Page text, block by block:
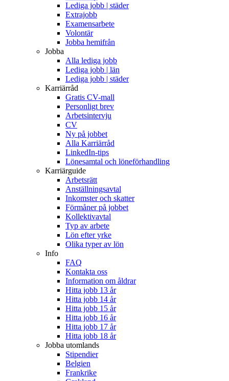
Lediga jobb | städer
Extrajobb
Examensarbete
Volontär
Jobba hemifrån
Jobba
Alla lediga jobb
Lediga jobb | län
Lediga jobb | städer
Karriärråd
Gratis CV-mall
Personligt brev
Arbetsintervju
CV
Ny på jobbet
Alla Karriärråd
LinkedIn-tips
Lönesamtal och löneförhandling
Karriärguide
Arbetsrätt
Anställningsavtal
Inkomster och skatter
Förmåner på jobbet
Kollektivavtal
Typ av arbete
Lön efter yrke
Olika typer av lön
Info
FAQ
Kontakta oss
Information om åldrar
Hitta jobb 13 år
Hitta jobb 14 år
Hitta jobb 15 år
Hitta jobb 16 år
Hitta jobb 17 år
Hitta jobb 18 år
Jobba utomlands
Stipendier
Belgien
Frankrike